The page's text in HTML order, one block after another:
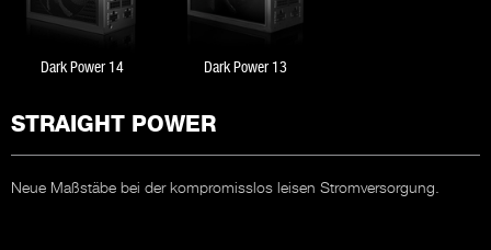
Dark Power 14 Dark Power 13
STRAIGHT POWER
Neue Maßstäbe bei der kompromisslos leisen Stromversorgung.